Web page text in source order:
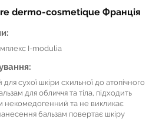
dermo-cosmetique Франція
I-modulia
сухої шкіри схильної до атопічного
для обличчя та тіла, підходить
некомедогенний та не викликає
бальзам повертає шкіру